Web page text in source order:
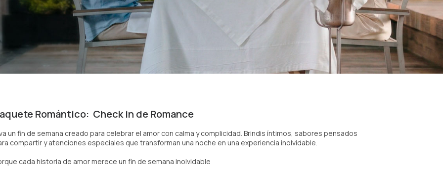
Romántico: Check in de Romance
un fin de semana creado para celebrar el amor con calma y complicidad. Brindis íntimos, sabores pensados
compartir y atenciones especiales que transforman una noche en una experiencia inolvidable.
cada historia de amor merece un fin de semana inolvidable